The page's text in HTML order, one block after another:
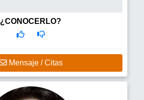
¿CONOCERLO?
Mensaje / Citas